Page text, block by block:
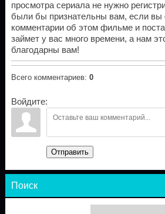
просмотра сериала не нужно
были бы признательны вам, если вы
комментарии об этом фильме и
займет у вас много времени, а нам
благодарны вам!
Всего комментариев: 0
Войдите:
Отправить
Поиск